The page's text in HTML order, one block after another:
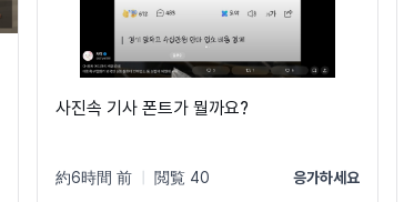
사진속 기사 폰트가 뭘까요?
約6時間 前 閲覧 40 응가하세요